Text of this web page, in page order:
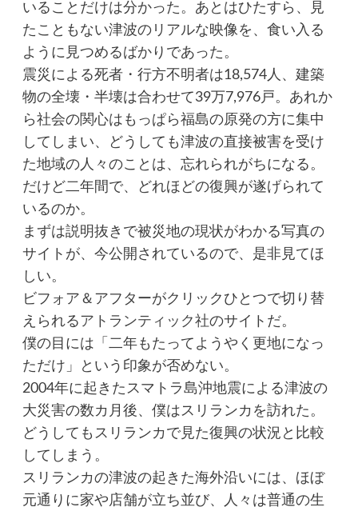
いることだけは分かった。あとはひたすら、見
たこともない津波のリアルな映像を、食い入る
ように見つめるばかりであった。
震災による死者・行方不明者は18,574人、建築
物の全壊・半壊は合わせて39万7,976戸。あれか
ら社会の関心はもっぱら福島の原発の方に集中
してしまい、どうしても津波の直接被害を受け
た地域の人々のことは、忘れられがちになる。
だけど二年間で、どれほどの復興が遂げられて
いるのか。
まずは説明抜きで被災地の現状がわかる写真の
サイトが、今公開されているので、是非見てほ
しい。
ビフォア＆アフターがクリックひとつで切り替
えられるアトランティック社のサイトだ。
僕の目には「二年もたってようやく更地になっ
ただけ」という印象が否めない。
2004年に起きたスマトラ島沖地震による津波の
大災害の数カ月後、僕はスリランカを訪れた。
どうしてもスリランカで見た復興の状況と比較
してしまう。
スリランカの津波の起きた海外沿いには、ほぼ
元通りに家や店舗が立ち並び、人々は普通の生